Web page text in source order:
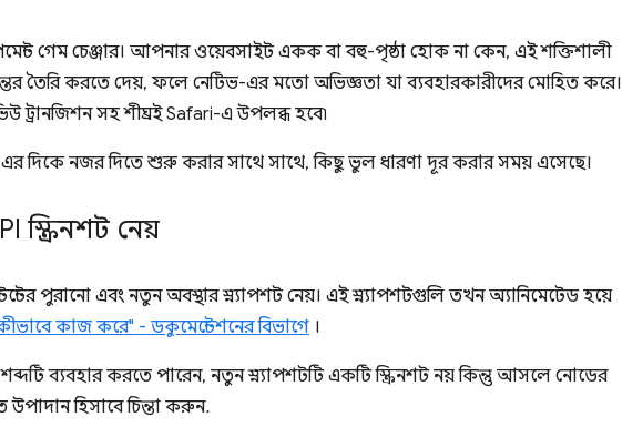
গেম চেঞ্জার। আপনার ওয়েবসাইট একক বা বহু-পৃষ্ঠা হোক না কেন, এই শক্তিশালী
তৈরি করতে দেয়, ফলে নেটিভ-এর মতো অভিজ্ঞতা যা ব্যবহারকারীদের মোহিত করে।
ট্রানজিশন সহ শীঘ্রই Safari-এ উপলব্ধ হবে৷
দিকে নজর দিতে শুরু করার সাথে সাথে, কিছু ভুল ধারণা দূর করার সময় এসেছে।
স্ক্রিনশট নেয়
পুরানো এবং নতুন অবস্থার স্ন্যাপশট নেয়। এই স্ন্যাপশটগুলি তখন অ্যানিমেটেড হয়ে
কাজ করে" - ডকুমেন্টেশনের বিভাগে ।
ব্যবহার করতে পারেন, নতুন স্ন্যাপশটটি একটি স্ক্রিনশট নয় কিন্তু আসলে নোডের
উপাদান হিসাবে চিন্তা করুন.